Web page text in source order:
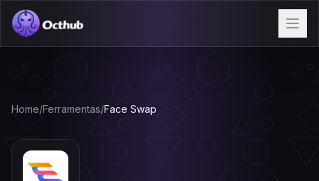
Home/Ferramentas/Face Swap